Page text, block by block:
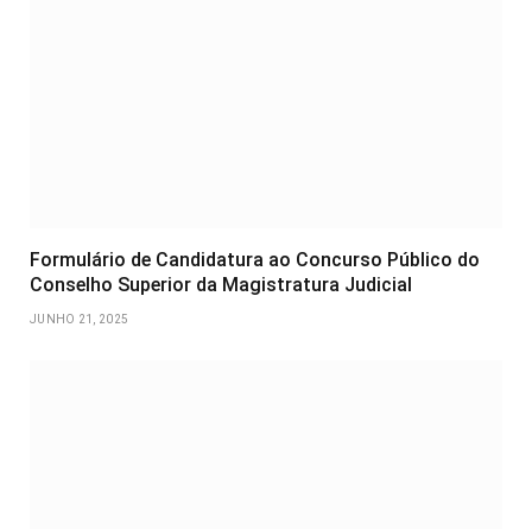
Formulário de Candidatura ao Concurso Público do
Conselho Superior da Magistratura Judicial
JUNHO 21, 2025